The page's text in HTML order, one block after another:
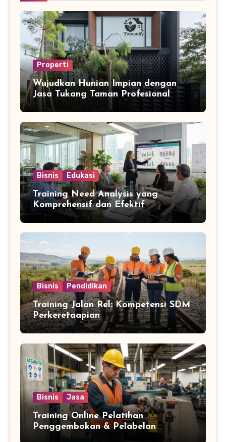
Properti
Wujudkan Hunian Impian dengan
Jasa Tukang Taman Profesional
Bisnis Edukasi
Training Need Analysis yang
Komprehensif dan Efektif
Bisnis Pendidikan
Training Jalan Rel: Kompetensi SDM
Perkeretaapian
Bisnis Jasa
Training Online Pelatihan
Penggembokan & Pelabelan